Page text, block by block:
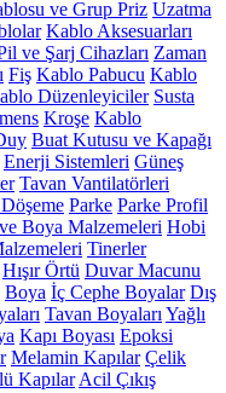
ve Grup Priz Uzatma
Kablo Aksesuarları
ve Şarj Cihazları Zaman
Fiş Kablo Pabucu Kablo
Düzenleyiciler Susta
Kroşe Kablo
Buat Kutusu ve Kapağı
Enerji Sistemleri Güneş
Tavan Vantilatörleri
Parke Parke Profil
Boya Malzemeleri Hobi
Tinerler
Hışır Örtü Duvar Macunu
Boya İç Cephe Boyalar Dış
Tavan Boyaları Yağlı
Kapı Boyası Epoksi
Melamin Kapılar Çelik
Kapılar Acil Çıkış